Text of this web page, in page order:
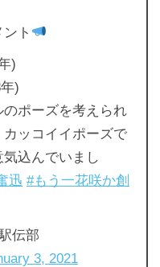
ト
)
)
のポーズを考えられ
ッコイイポーズで
込んでいまし
迅 #もう一花咲か創
伝部
3, 2021